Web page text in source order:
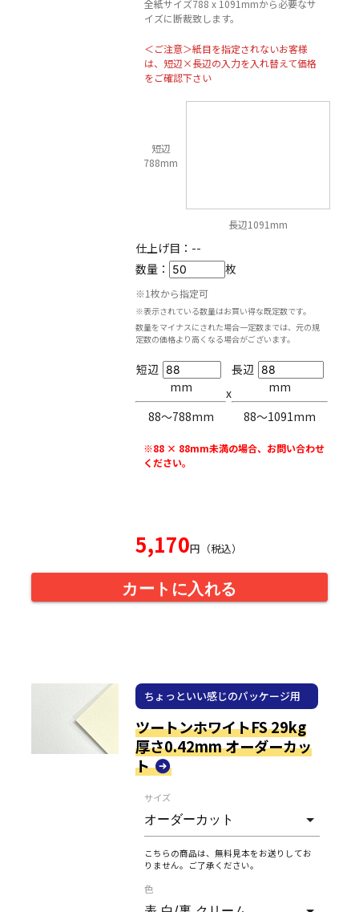
全紙サイズ788 x 1091mmから必要なサ
イズに断裁致します。
＜ご注意＞紙目を指定されないお客様
は、短辺×長辺の入力を入れ替えて価格
をご確認下さい
短辺
788mm
長辺1091mm
仕上げ目： --
数量：
枚
※1枚から指定可
※表示されている数量はお買い得な既定数です。
数量をマイナスにされた場合一定数までは、元の規
定数の価格より高くなる場合がございます。
短辺
mm
88〜788mm
x
長辺
mm
88〜1091mm
※88 × 88mm未満の場合、お問い合わせ
ください。
5,170円（税込）
カートに入れる
ちょっといい感じのパッケージ用
紙
ツートンホワイトFS 29kg
厚さ0.42mm オーダーカッ
ト
サイズ
こちらの商品は、無料見本をお送りしてお
りません。ご了承ください。
色